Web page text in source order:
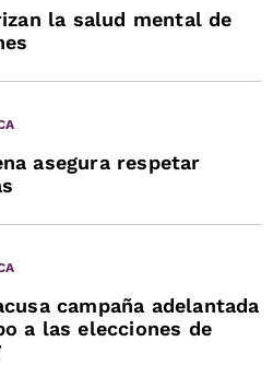
la salud mental de
asegura respetar
campaña adelantada
a las elecciones de